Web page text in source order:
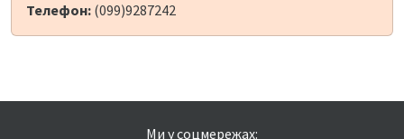
Телефон: (099)9287242
Ми у соцмережах: